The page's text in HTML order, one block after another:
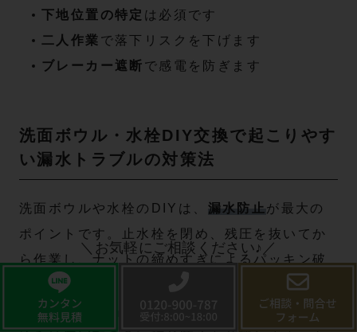
下地位置の特定 は必須です
二人作業 で落下リスクを下げます
ブレーカー遮断 で感電を防ぎます
洗面ボウル・水栓DIY交換で起こりやす
い漏水トラブルの対策法
洗面ボウルや水栓のDIYは、 漏水防止 が最大の
ポイントです。止水栓を閉め、残圧を抜いてか
ら作業し、ナットの締めすぎによるパッキン破
損を避けます。水栓台座や排水金具には
シール
テープやシリコンシール剤を適量使用し、ねじ
＼お気軽にご相談ください♪／